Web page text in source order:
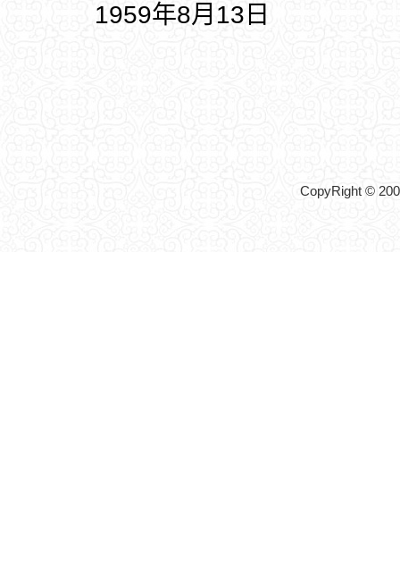
1959年8月13日
CopyRight ©